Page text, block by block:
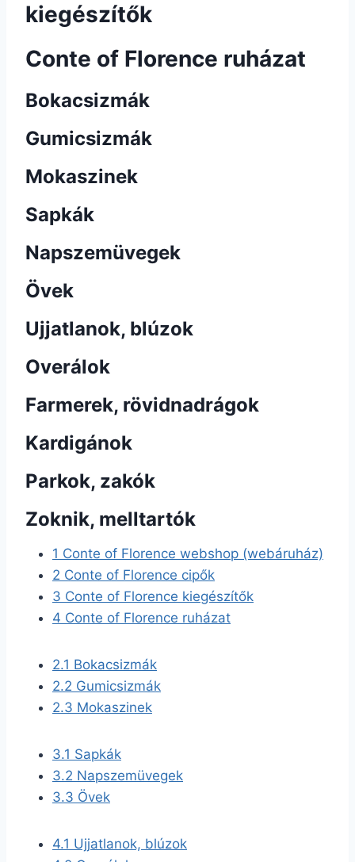
kiegészítők
Conte of Florence ruházat
Bokacsizmák
Gumicsizmák
Mokaszinek
Sapkák
Napszemüvegek
Övek
Ujjatlanok, blúzok
Overálok
Farmerek, rövidnadrágok
Kardigánok
Parkok, zakók
Zoknik, melltartók
1 Conte of Florence webshop (webáruház)
2 Conte of Florence cipők
3 Conte of Florence kiegészítők
4 Conte of Florence ruházat
2.1 Bokacsizmák
2.2 Gumicsizmák
2.3 Mokaszinek
3.1 Sapkák
3.2 Napszemüvegek
3.3 Övek
4.1 Ujjatlanok, blúzok